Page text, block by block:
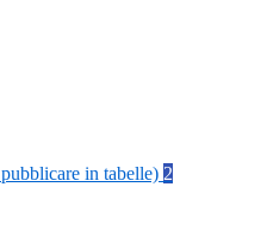
in tabelle) 2